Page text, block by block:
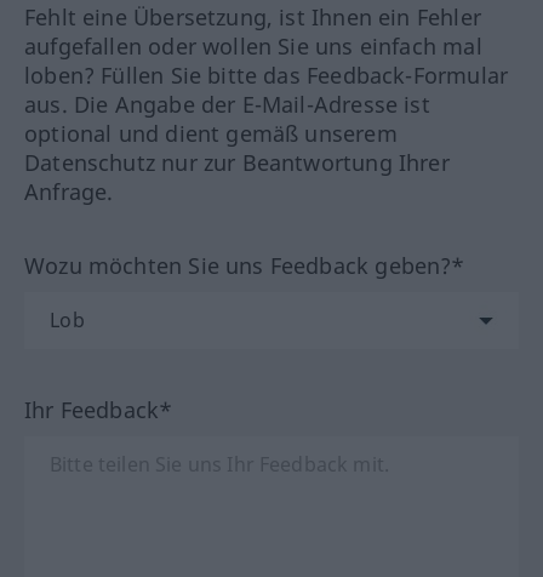
Fehlt eine Übersetzung, ist Ihnen ein Fehler
aufgefallen oder wollen Sie uns einfach mal
loben? Füllen Sie bitte das Feedback-Formular
aus. Die Angabe der E-Mail-Adresse ist
optional und dient gemäß unserem
Datenschutz nur zur Beantwortung Ihrer
Anfrage.
Wozu möchten Sie uns Feedback geben?*
Ihr Feedback*